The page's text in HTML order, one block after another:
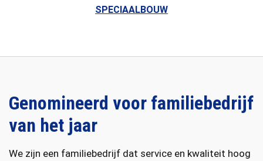
SPECIAALBOUW
Genomineerd voor familiebedrijf
van het jaar
We zijn een familiebedrijf dat service en kwaliteit hoog